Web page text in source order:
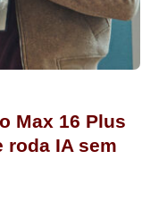
Max 16 Plus
roda IA sem